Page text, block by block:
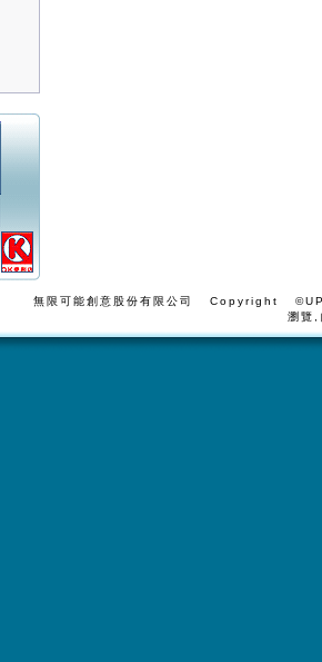
無限可能創意股份有限公司 Copyright
瀏